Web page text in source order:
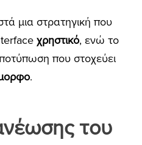
μια στρατηγική που
χρηστικό, ενώ το
που στοχεύει
.
του